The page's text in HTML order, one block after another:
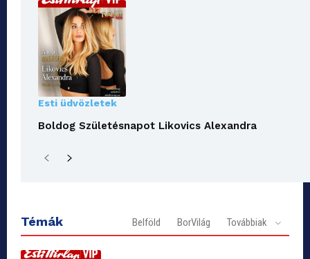
Esti üdvözletek
Boldog Születésnapot Likovics Alexandra
Témák Belföld BorVilág Továbbiak